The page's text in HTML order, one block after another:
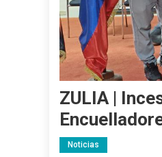
ZULIA |
Noticias